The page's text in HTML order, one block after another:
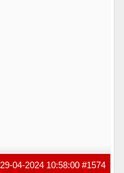
#1574
29-04-2024 10:58:00